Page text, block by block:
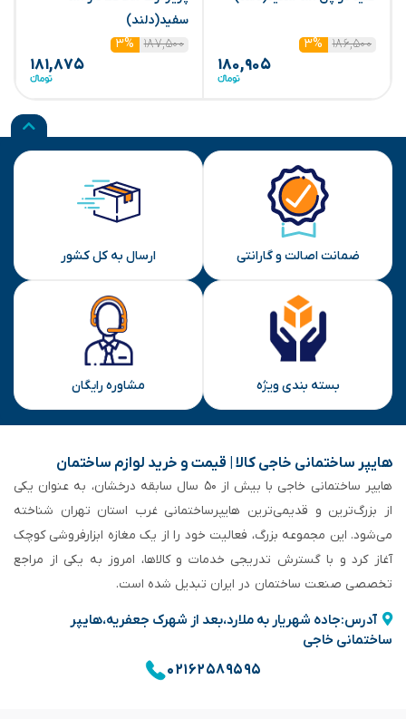
۱۸۶,۵۰۰ ۳%
۱۸۰,۹۰۵
سفید(دلند)
۱۸۷,۵۰۰
۳%
۱۸۱,۸۷۵
ضمانت اصالت و گارانتی ارسال به کل کشور
بسته بندی ویژه مشاوره رایگان
هایپر ساختمانی خاجی‌ کالا | قیمت و خرید لوازم ساختمان
هایپر ساختمانی خاجی‌ با بیش از ۵۰ سال سابقه‌ درخشان، به عنوان یکی
از بزرگ‌ترین و قدیمی‌ترین هایپرساختمانی‌ غرب استان تهران شناخته
می‌شود. این مجموعه بزرگ، فعالیت خود را از یک مغازه ابزارفروشی کوچک
آغاز کرد و با گسترش تدریجی خدمات و کالاها، امروز به یکی از مراجع
تخصصی صنعت ساختمان در ایران تبدیل شده است.
آدرس:جاده شهریار به ملارد،بعد از شهرک جعفریه،هایپر
ساختمانی خاجی
۰۲۱۶۲۵۸۹۵۹۵